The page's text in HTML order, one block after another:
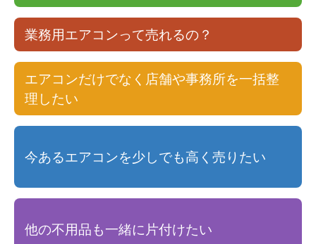
業務用エアコンって売れるの？
エアコンだけでなく店舗や事務所を一括整
理したい
今あるエアコンを少しでも高く売りたい
他の不用品も一緒に片付けたい